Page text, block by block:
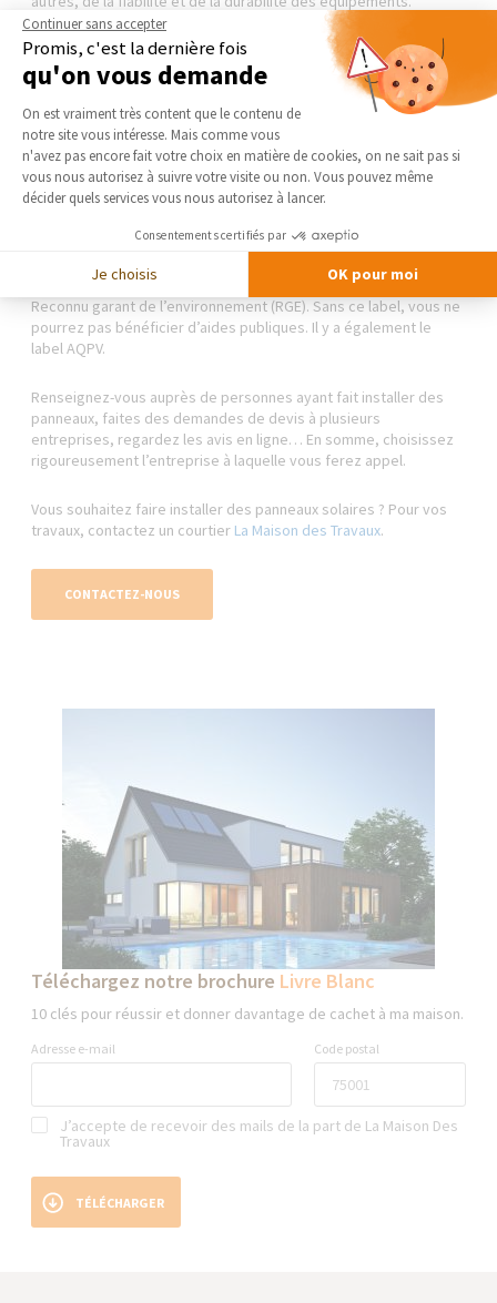
Des normes pour les installateurs de
panneaux solaires ?
Vous avez probablement déjà reçu un appel/e-mail d’un
installateur de panneaux solairesvous proposant, par
exemple, la pose des ces derniers à prix défiant toute
Pour choisir votre installateur, commencez par vérifier qu’il est
Reconnu garant de l’environnement (RGE). Sans ce label, vous ne
pourrez pas bénéficier d’aides publiques. Il y a également le
label AQPV.
Renseignez-vous auprès de personnes ayant fait installer des
panneaux, faites des demandes de devis à plusieurs
entreprises, regardez les avis en ligne… En somme, choisissez
rigoureusement l’entreprise à laquelle vous ferez appel.
Vous souhaitez faire installer des panneaux solaires ? Pour vos
travaux, contactez un courtier La Maison des Travaux.
CONTACTEZ-NOUS
Téléchargez notre brochure Livre Blanc
10 clés pour réussir et donner davantage de cachet à ma maison.
Adresse e-mail Code postal
J’accepte de recevoir des mails de la part de La Maison Des
Travaux
TÉLÉCHARGER
Continuer sans accepter
Promis, c'est la dernière fois
qu'on vous demande
Plateforme de Gestion du
On est vraiment très content que le contenu de
notre site vous intéresse. Mais comme vous
n'avez pas encore fait votre choix en matière de cookies, on ne sait pas si
vous nous autorisez à suivre votre visite ou non. Vous pouvez même
décider quels services vous nous autorisez à lancer.
Consentements certifiés par
Je choisis OK pour moi
Axeptio consent